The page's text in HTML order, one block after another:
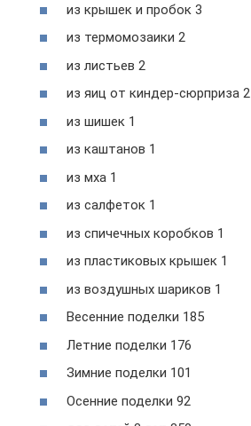
из крышек и пробок 3
из термомозаики 2
из листьев 2
из яиц от киндер-сюрприза 2
из шишек 1
из каштанов 1
из мха 1
из салфеток 1
из спичечных коробков 1
из пластиковых крышек 1
из воздушных шариков 1
Весенние поделки 185
Летние поделки 176
Зимние поделки 101
Осенние поделки 92